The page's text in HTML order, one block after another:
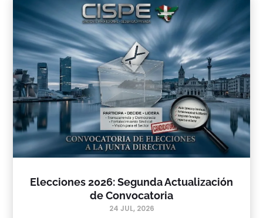
Elecciones 2026: Segunda Actualización
de Convocatoria
24 JUL, 2026